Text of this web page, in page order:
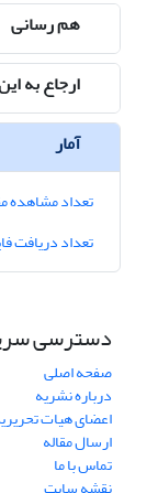
هم رسانی
ارجاع به
آمار
تعداد مشاهده
تعداد دریافت
دسترسی
صفحه اصلی
درباره نشریه
اعضای هیات
ارسال مقاله
تماس با ما